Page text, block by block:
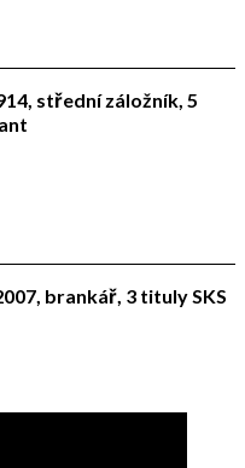
střední záložník, 5
brankář, 3 tituly SKS